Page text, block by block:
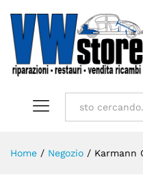
Home / Negozio / Karmann